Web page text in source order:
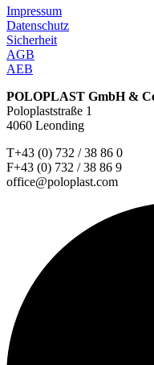
Impressum
Datenschutz
Sicherheit
AGB
AEB
POLOPLAST GmbH &
Poloplaststraße 1
4060 Leonding
T+43 (0) 732 / 38 86 0
F+43 (0) 732 / 38 86 9
office@poloplast.com